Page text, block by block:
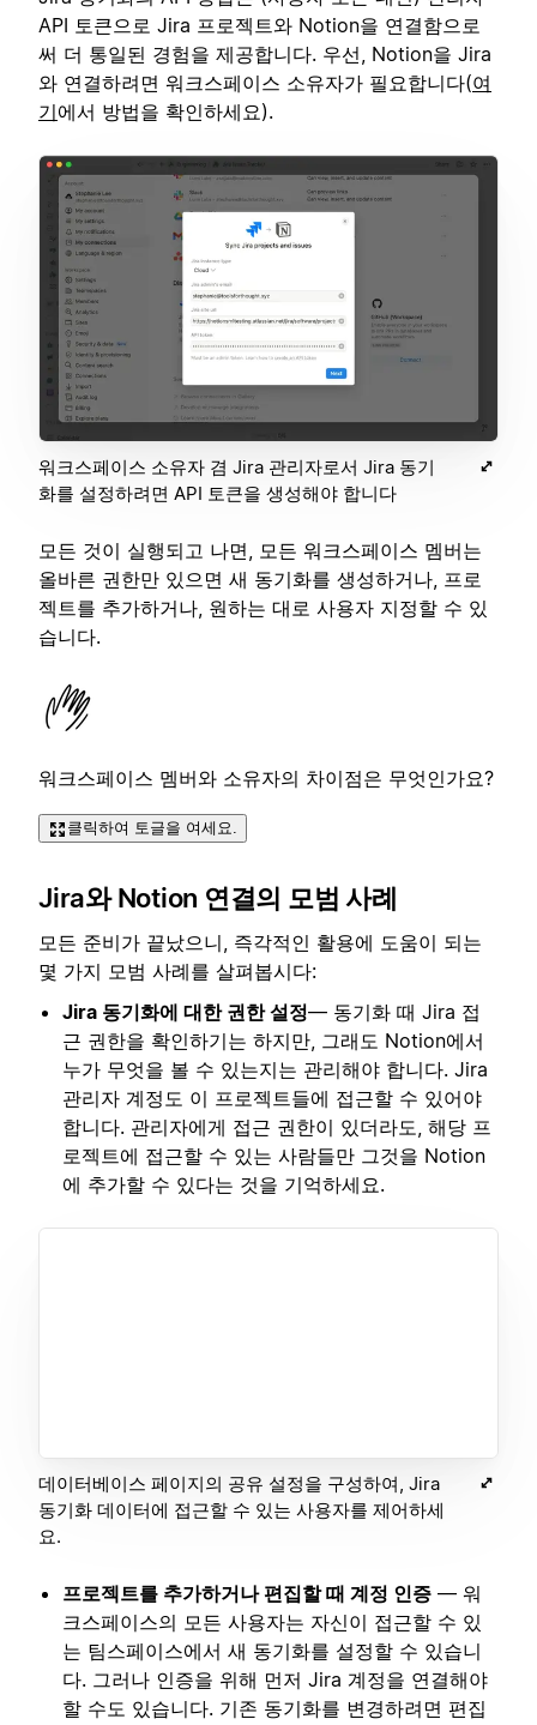
API 토큰으로 Jira 프로젝트와 Notion을 연결함으로
써 더 통일된 경험을 제공합니다. 우선, Notion을 Jira
와 연결하려면 워크스페이스 소유자가 필요합니다(여
기에서 방법을 확인하세요).
워크스페이스 소유자 겸 Jira 관리자로서 Jira 동기
화를 설정하려면 API 토큰을 생성해야 합니다
모든 것이 실행되고 나면, 모든 워크스페이스 멤버는
올바른 권한만 있으면 새 동기화를 생성하거나, 프로
젝트를 추가하거나, 원하는 대로 사용자 지정할 수 있
습니다.
워크스페이스 멤버와 소유자의 차이점은 무엇인가요?
클릭하여 토글을 여세요.
Jira와 Notion 연결의 모범 사례
모든 준비가 끝났으니, 즉각적인 활용에 도움이 되는
몇 가지 모범 사례를 살펴봅시다:
Jira 동기화에 대한 권한 설정— 동기화 때 Jira 접
근 권한을 확인하기는 하지만, 그래도 Notion에서
누가 무엇을 볼 수 있는지는 관리해야 합니다. Jira
관리자 계정도 이 프로젝트들에 접근할 수 있어야
합니다. 관리자에게 접근 권한이 있더라도, 해당 프
로젝트에 접근할 수 있는 사람들만 그것을 Notion
에 추가할 수 있다는 것을 기억하세요.
데이터베이스 페이지의 공유 설정을 구성하여, Jira
동기화 데이터에 접근할 수 있는 사용자를 제어하세
요.
프로젝트를 추가하거나 편집할 때 계정 인증 — 워
크스페이스의 모든 사용자는 자신이 접근할 수 있
는 팀스페이스에서 새 동기화를 설정할 수 있습니
다. 그러나 인증을 위해 먼저 Jira 계정을 연결해야
할 수도 있습니다. 기존 동기화를 변경하려면 편집